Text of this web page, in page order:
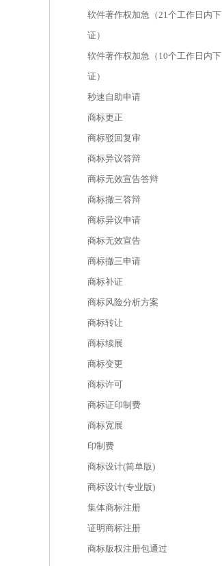
软件著作权加急（21个工作日内下
证）
软件著作权加急（10个工作日内下
证）
秒速自助申请
商标更正
商标驳回复审
商标异议答辩
商标无效宣告答辩
商标撤三答辩
商标异议申请
商标无效宣告
商标撤三申请
商标补证
商标风险分析方案
商标转让
商标续展
商标变更
商标许可
商标证印制费
商标宽展
印制费
商标设计(简单版)
商标设计(专业版)
集体商标注册
证明商标注册
商标版权注册包通过